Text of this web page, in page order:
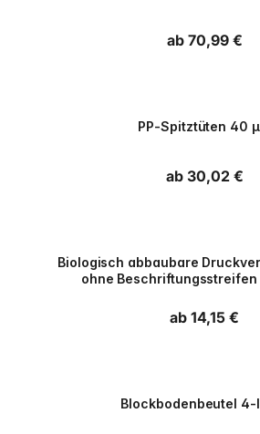
Normaler Preis
ab 70,99 €
PP-Spitztüten 40
Normaler Preis
ab 30,02 €
Biologisch abbaubare
ohne Beschriftungsstreifen
Normaler
ab 14,15 €
Blockbodenbeutel 4-